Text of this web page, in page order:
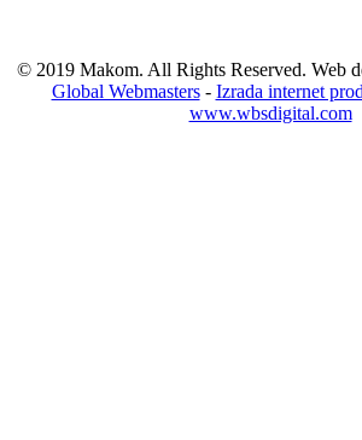
© 2019 Makom. All Rights Reserved. Web
Global Webmasters- Izrada internet
www.wbsdigital.com